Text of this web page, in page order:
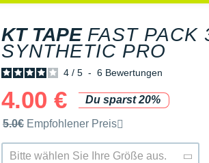
KT TAPE FAST PACK
SYNTHETIC PRO
4 / 5 - 6 Bewertungen
4.00 €
Du sparst 20%
Unverbindliche Preisempfehlung der Marke
5.0€ Empfohlener Preis
Bitte wählen Sie Ihre Größe aus.